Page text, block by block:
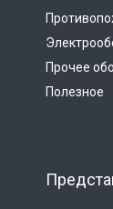
Прочее
Полезное